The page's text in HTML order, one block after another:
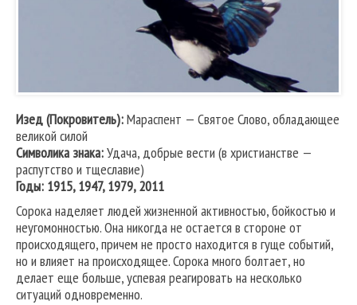
Изед (Покровитель):Мараспент — Святое Слово, обладающее
великой силой
Символика знака:Удача, добрые вести (в христианстве —
распутство и тщеславие)
Годы: 1915, 1947, 1979, 2011
Сорока наделяет людей жизненной активностью, бойкостью и
неугомонностью. Она никогда не остается в стороне от
происходящего, причем не просто находится в гуще событий,
но и влияет на происходящее. Сорока много болтает, но
делает еще больше, успевая реагировать на несколько
ситуаций одновременно.